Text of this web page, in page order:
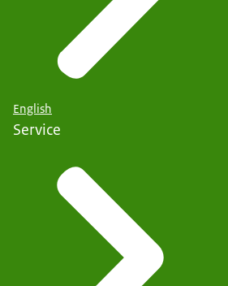
English
Service